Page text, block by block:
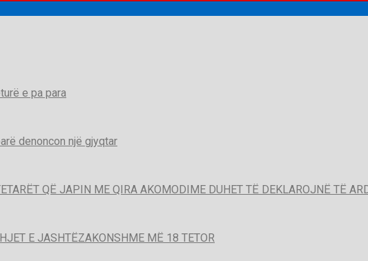
e pa para
denoncon një gjyqtar
QË JAPIN ME QIRA AKOMODIME DUHET TË DEKLAROJNË TË
E JASHTËZAKONSHME MË 18 TETOR